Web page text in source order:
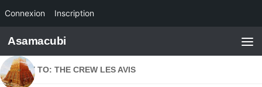
Connexion Inscription
Skip to content
Asamacubi
REPLY TO: THE CREW LES AVIS